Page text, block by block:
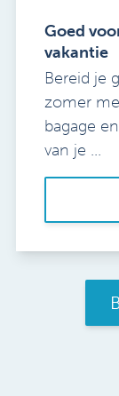
Goed
vakantie
Bereid je
zomer
bagage
van je ...